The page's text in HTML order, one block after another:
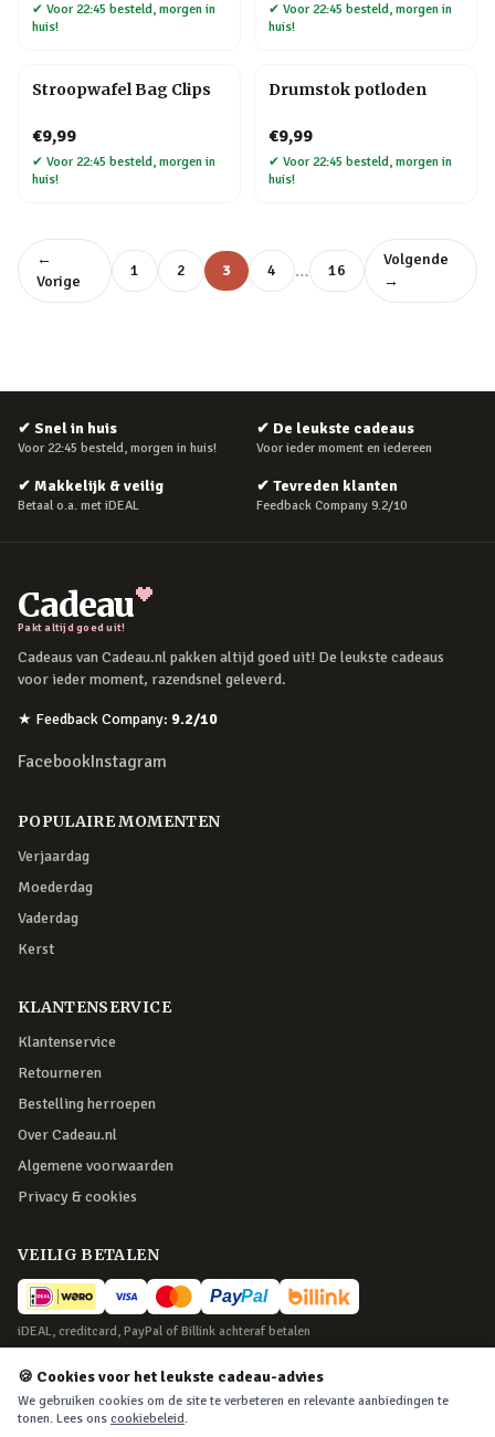
✔ Voor 22:45 besteld, morgen in
huis!
✔ Voor 22:45 besteld, morgen in
huis!
Stroopwafel Bag Clips
€9,99
✔ Voor 22:45 besteld, morgen in
huis!
Drumstok potloden
€9,99
✔ Voor 22:45 besteld, morgen in
huis!
←
Vorige
1 2 3 4 … 16
Volgende
→
✔ Snel in huis
Voor 22:45 besteld, morgen in huis!
✔ De leukste cadeaus
Voor ieder moment en iedereen
✔ Makkelijk & veilig
Betaal o.a. met iDEAL
✔ Tevreden klanten
Feedback Company 9.2/10
Cadeau
Pakt altijd goed uit!
Cadeaus van Cadeau.nl pakken altijd goed uit! De leukste cadeaus
voor ieder moment, razendsnel geleverd.
★ Feedback Company: 9.2/10
FacebookInstagram
POPULAIRE MOMENTEN
Verjaardag
Moederdag
Vaderdag
Kerst
KLANTENSERVICE
Klantenservice
Retourneren
Bestelling herroepen
Over Cadeau.nl
Algemene voorwaarden
Privacy & cookies
VEILIG BETALEN
iDEAL, creditcard, PayPal of Billink achteraf betalen
BEZORGING
Voor 22:45 besteld, morgen in huis. Tot 365 dagen retourneren.
🍪 Cookies voor het leukste cadeau-advies
We gebruiken cookies om de site te verbeteren en relevante aanbiedingen te
tonen. Lees ons cookiebeleid.